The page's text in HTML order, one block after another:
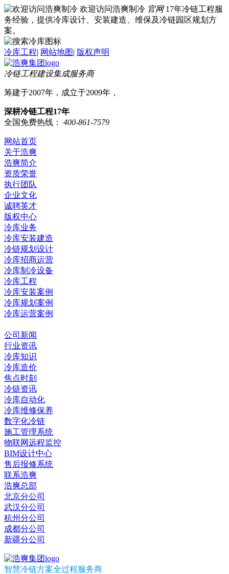
欢迎访问浩爽制冷 官网 17年冷链工程服
务经验，提供冷库设计、安装建造、维保及冷链园区规划方
案。
冷库工程| 网站地图| 版权声明
冷链工程建设集成服务商
筹建于2007年，成立于2009年，
深耕冷链工程17年
全国免费热线：
400-861-7579
网站首页
关于浩爽
浩爽简介
资质荣誉
执行团队
企业文化
诚聘英才
版权中心
冷库业务
冷库安装建造
冷链规划设计
冷库招商运营
冷库制冷设备
冷库工程
冷库安装案例
冷库规划案例
冷库运营案例
公司新闻
行业资讯
冷库知识
冷库造价
焦点时刻
冷链资讯
冷库自动化
冷库维修保养
数字化冷链
施工管理系统
物联网远程监控
BIM设计中心
售后报修系统
联系浩爽
浩爽总部
北京分公司
武汉分公司
杭州分公司
成都分公司
新疆分公司
智慧冷链方案全过程服务商